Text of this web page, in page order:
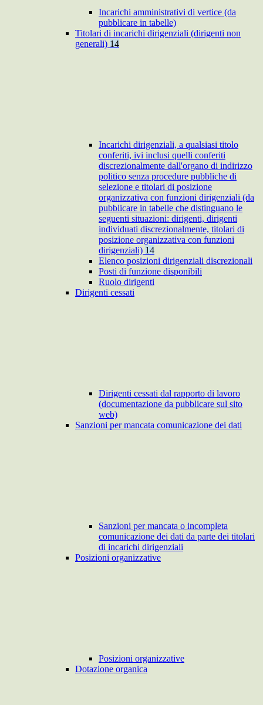
Incarichi amministrativi di vertice (da
pubblicare in tabelle)
Titolari di incarichi dirigenziali (dirigenti non
generali) 14
Incarichi dirigenziali, a qualsiasi titolo
conferiti, ivi inclusi quelli conferiti
discrezionalmente dall'organo di indirizzo
politico senza procedure pubbliche di
selezione e titolari di posizione
organizzativa con funzioni dirigenziali (da
pubblicare in tabelle che distinguano le
seguenti situazioni: dirigenti, dirigenti
individuati discrezionalmente, titolari di
posizione organizzativa con funzioni
dirigenziali) 14
Elenco posizioni dirigenziali discrezionali
Posti di funzione disponibili
Ruolo dirigenti
Dirigenti cessati
Dirigenti cessati dal rapporto di lavoro
(documentazione da pubblicare sul sito
web)
Sanzioni per mancata comunicazione dei dati
Sanzioni per mancata o incompleta
comunicazione dei dati da parte dei titolari
di incarichi dirigenziali
Posizioni organizzative
Posizioni organizzative
Dotazione organica